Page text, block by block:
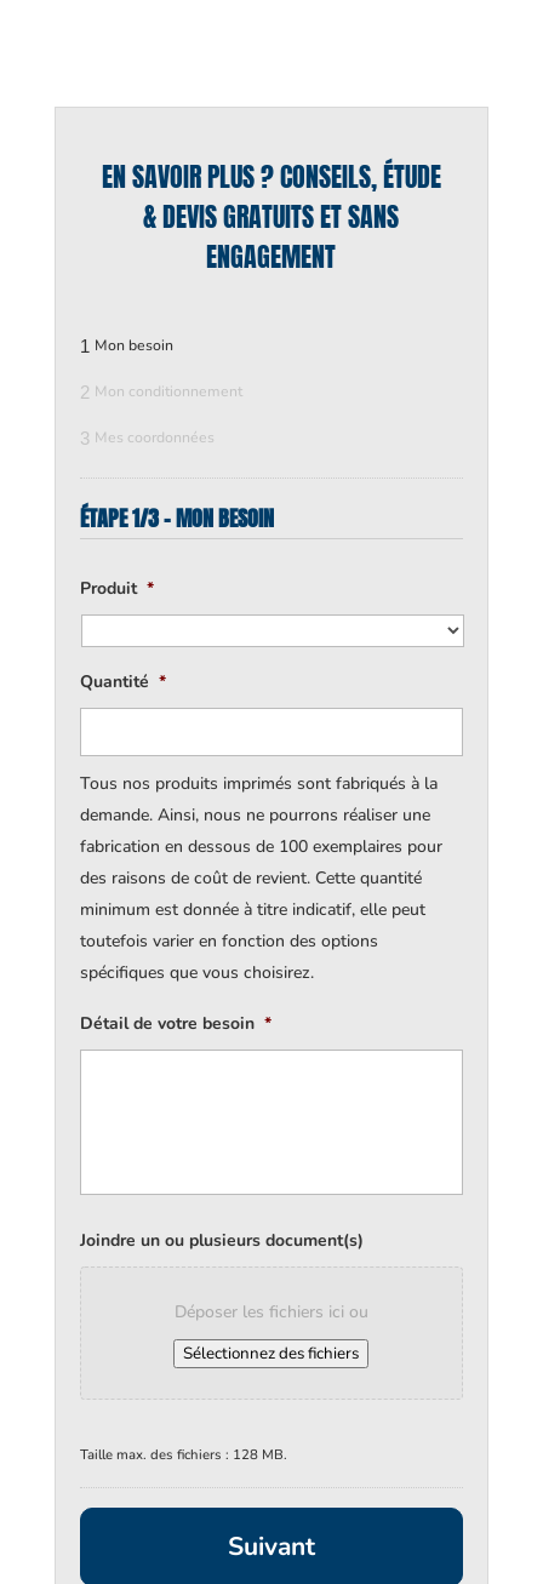
EN SAVOIR PLUS ? CONSEILS, ÉTUDE
& DEVIS GRATUITS ET SANS
ENGAGEMENT
1 Mon besoin
2 Mon conditionnement
3 Mes coordonnées
ÉTAPE 1/3 - MON BESOIN
Produit *
Quantité *
Tous nos produits imprimés sont fabriqués à la
demande. Ainsi, nous ne pourrons réaliser une
fabrication en dessous de 100 exemplaires pour
des raisons de coût de revient. Cette quantité
minimum est donnée à titre indicatif, elle peut
toutefois varier en fonction des options
spécifiques que vous choisirez.
Détail de votre besoin *
Joindre un ou plusieurs document(s)
Déposer les fichiers ici ou
Sélectionnez des fichiers
Taille max. des fichiers : 128 MB.